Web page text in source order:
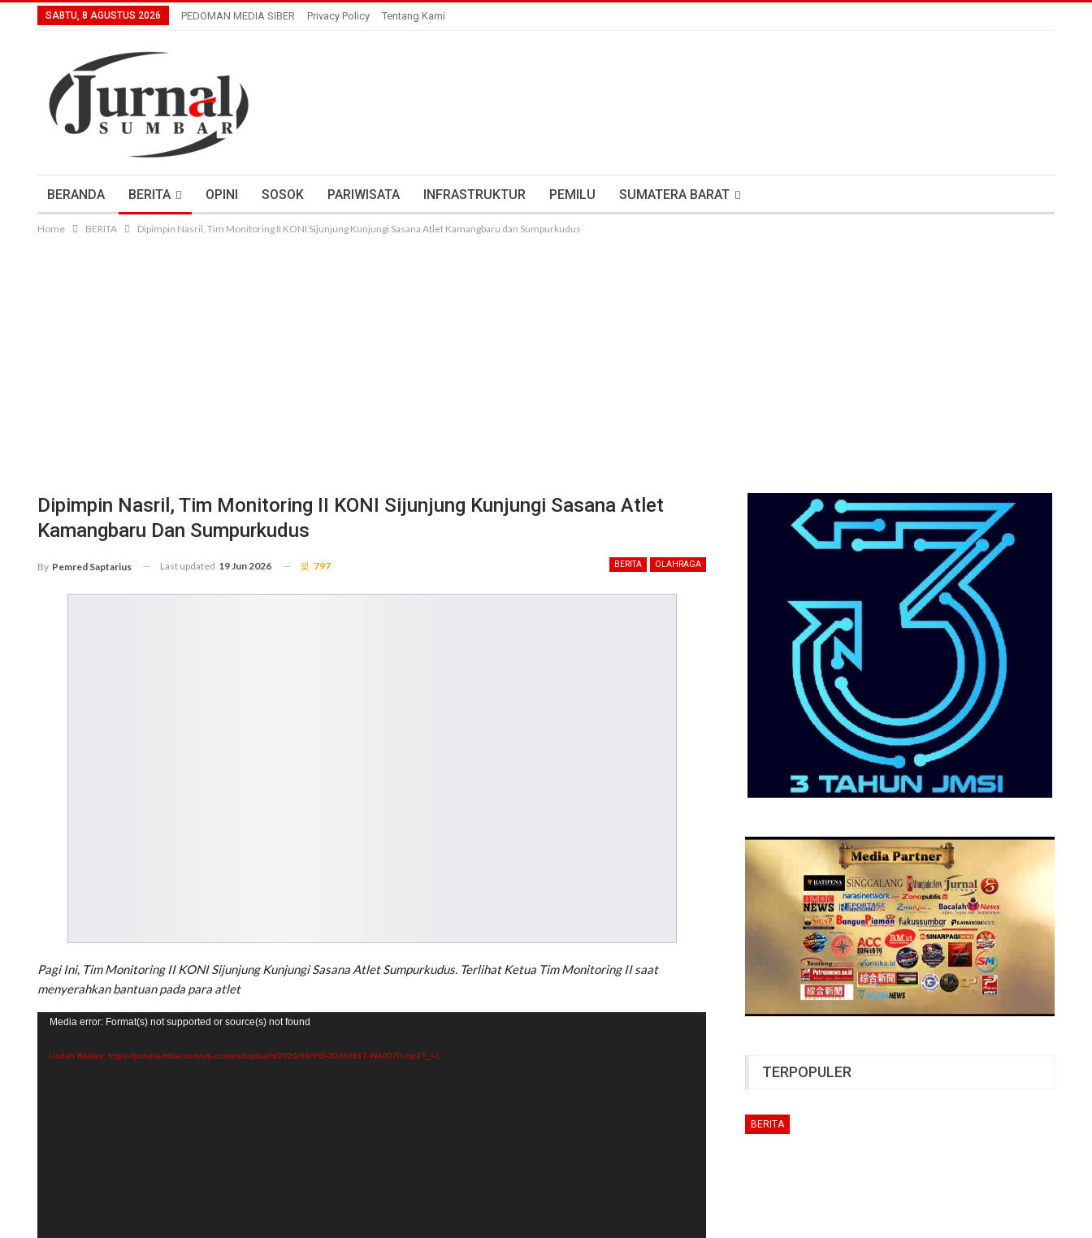
SABTU, 8 AGUSTUS 2026 PEDOMAN MEDIA SIBER Privacy Policy Tentang Kami
BERANDA BERITA OPINI SOSOK PARIWISATA INFRASTRUKTUR PEMILU SUMATERA BARAT
Home BERITA Dipimpin Nasril, Tim Monitoring II KONI Sijunjung Kunjungi Sasana Atlet Kamangbaru dan Sumpurkudus
Dipimpin Nasril, Tim Monitoring II KONI Sijunjung Kunjungi Sasana Atlet
Kamangbaru Dan Sumpurkudus
BERITA OLAHRAGA
By Pemred Saptarius Last updated 19 Jun 2026 797
Pagi Ini, Tim Monitoring II KONI Sijunjung Kunjungi Sasana Atlet Sumpurkudus. Terlihat Ketua Tim Monitoring II saat
menyerahkan bantuan pada para atlet
Pemutar
Media error: Format(s) not supported or source(s) not found
Unduh Berkas: https://jurnalsumbar.com/wp-content/uploads/2026/06/VID-20260617-WA0070.mp4?_=1
TERPOPULER
BERITA